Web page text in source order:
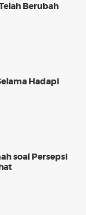
Berubah
Hadapi
soal Persepsi